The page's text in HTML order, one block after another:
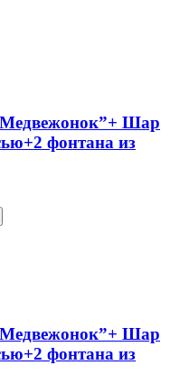
Шар
фонтана из
Шар
фонтана из